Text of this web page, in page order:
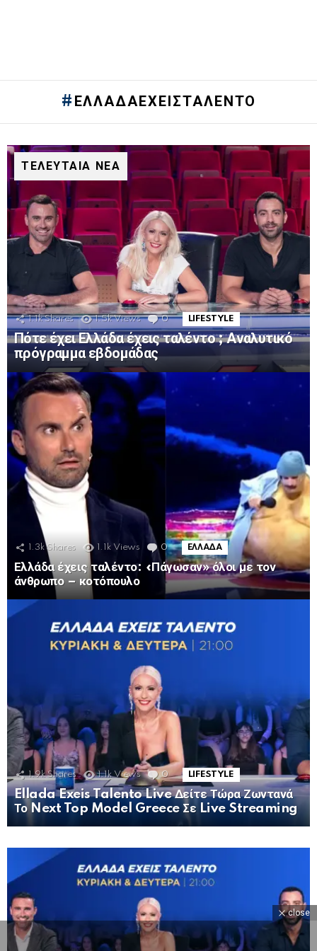
ΕΛΛΑΔΑΕΧΕΙΣΤΑΛΕΝΤΟ
ΤΕΛΕΥΤΑΙΑ ΝΕΑ
1.1k Shares 1.5k Views 0 Comments
LIFESTYLE
Πότε έχει Ελλάδα έχεις ταλέντο ; Αναλυτικό
πρόγραμμα εβδομάδας
1.3k Shares 1.1k Views 0 Comments
ΕΛΛΑΔΑ
Ελλάδα έχεις ταλέντο: «Πάγωσαν» όλοι με τον
άνθρωπο – κοτόπουλο
1.9k Shares 1.1k Views 0 Comments
LIFESTYLE
Ellada Exeis Talento Live Δείτε Τώρα Ζωντανά
Το Next Top Model Greece Σε Live Streaming
STORIES
close